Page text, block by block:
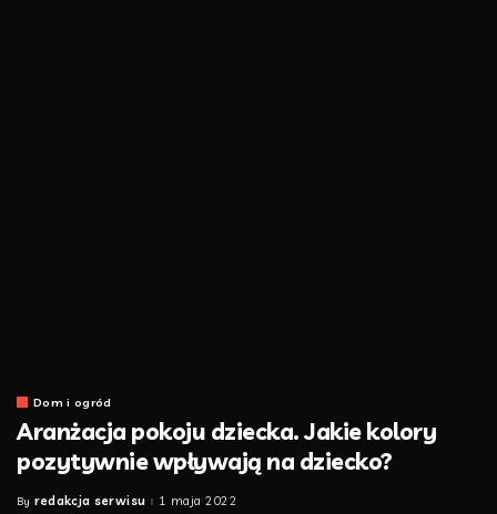
Dom i ogród
Aranżacja pokoju dziecka. Jakie kolory
pozytywnie wpływają na dziecko?
Posted
By redakcja serwisu 1 maja 2022